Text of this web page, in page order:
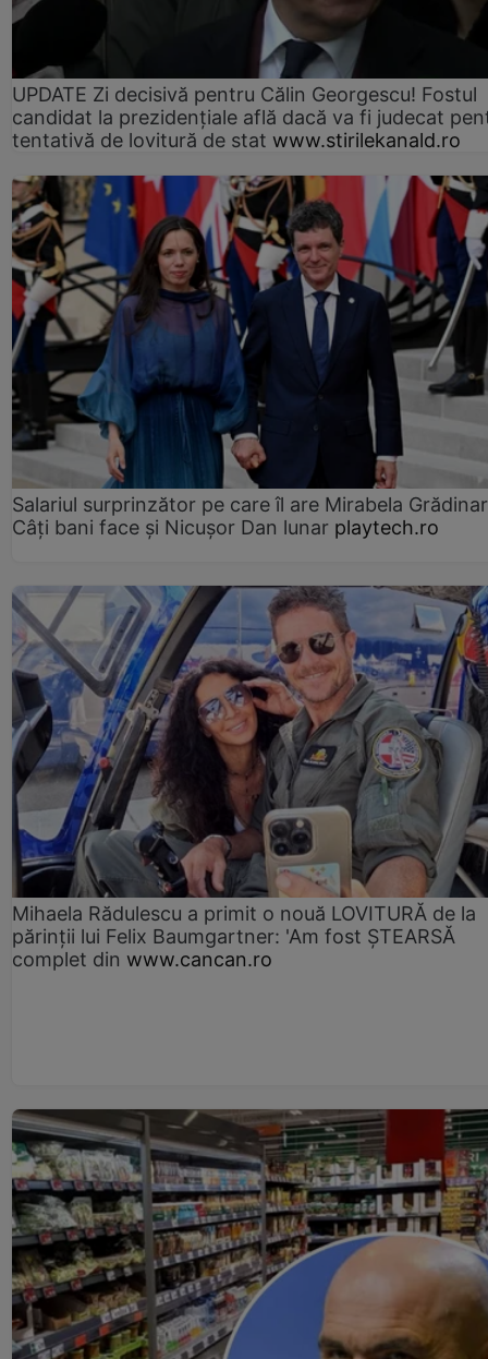
UPDATE Zi decisivă pentru Călin Georgescu! Fostul
candidat la prezidențiale află dacă va fi judecat
tentativă de lovitură de stat www.stirilekanald.ro
Salariul surprinzător pe care îl are Mirabela
Câţi bani face şi Nicuşor Dan lunar playtech.ro
Mihaela Rădulescu a primit o nouă LOVITURĂ de la
părinții lui Felix Baumgartner: 'Am fost ȘTEARSĂ
complet din www.cancan.ro